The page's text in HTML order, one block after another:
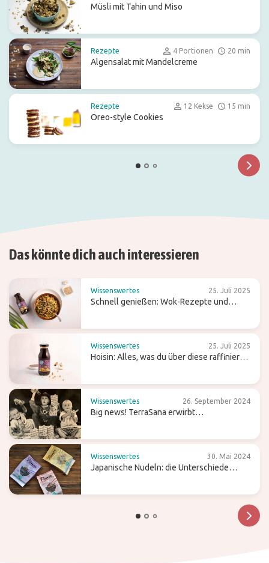
Müsli mit Tahin und Miso
Rezepte 4 Portionen 20 min
Algensalat mit Mandelcreme
Rezepte 12 Kekse 15 min
Oreo-style Cookies
Das könnte dich auch interessieren
Wissenswertes 25. Juli 2025
Schnell genießen: Wok-Rezepte und
Wissenswertes 25. Juli 2025
Hoisin: Alles, was du über diese raffiniert
Wissenswertes 26. September 2024
Big news! TerraSana erwirbt
Wissenswertes 30. Mai 2024
Japanische Nudeln: die Unterschiede